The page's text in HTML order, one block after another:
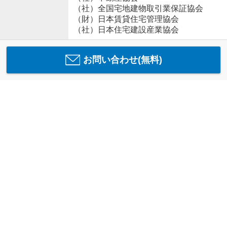
（社）全国宅地建物取引業保証協会
（財）日本賃貸住宅管理協会
（社）日本住宅建設産業協会
お問い合わせ(無料)